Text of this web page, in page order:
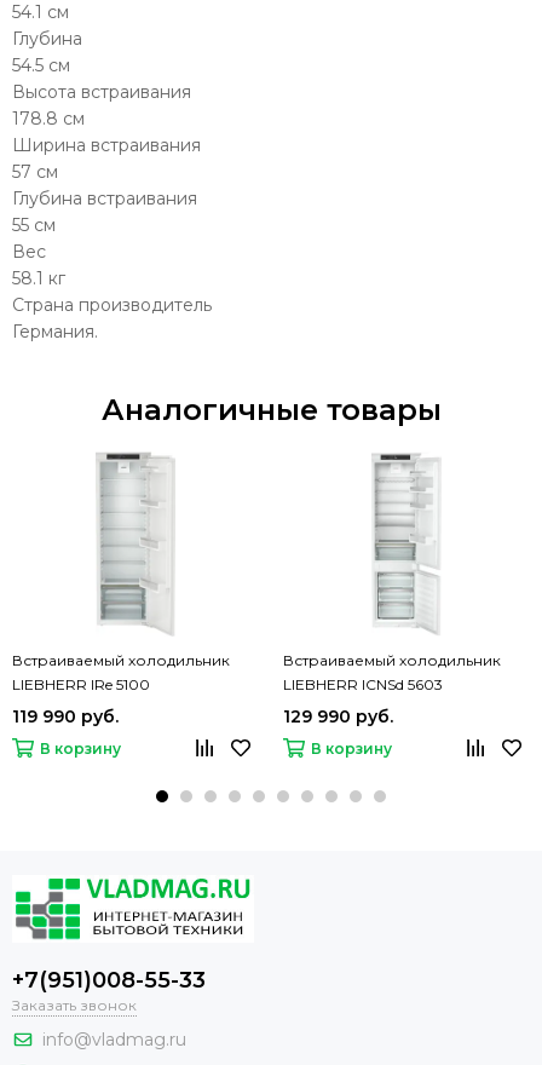
54.1 см
Глубина
54.5 см
Высота встраивания
178.8 см
Ширина встраивания
57 см
Глубина встраивания
55 см
Вес
58.1 кг
Страна производитель
Германия.
Аналогичные товары
Встраиваемый холодильник
LIEBHERR IRe 5100
119 990 руб.
В корзину
Встраиваемый холодильник
LIEBHERR ICNSd 5603
129 990 руб.
В корзину
+7(951)008-55-33
Заказать звонок
info@vladmag.ru